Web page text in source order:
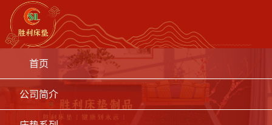
首页
公司简介